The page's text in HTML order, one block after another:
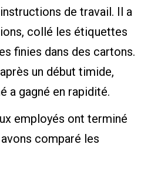
de travail. Il a
collé les étiquettes
finies dans des cartons.
un début timide,
a gagné en rapidité.
employés ont terminé
avons comparé les